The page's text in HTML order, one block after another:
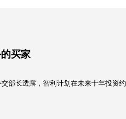
买家
部长透露，智利计划在未来十年投资约